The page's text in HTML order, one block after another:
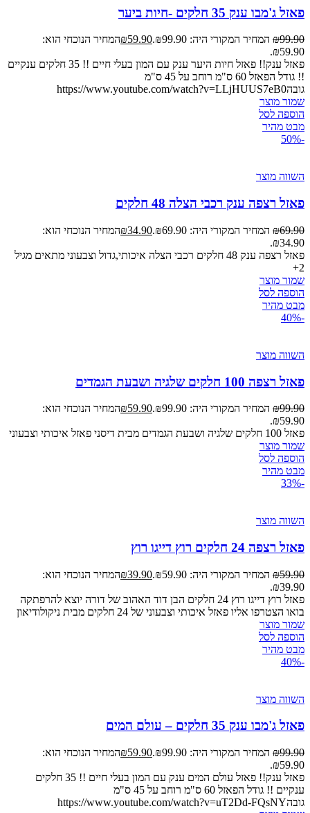
פאזל ג'מבו ענק 35 חלקים -חיות ביער
₪99.90 המחיר המקורי היה: ₪99.90. ₪59.90
המחיר הנוכחי הוא:
₪59.90.
פאזל ענק!! פאזל חיות היער ענק עם המון בעלי חיים !! 35 חלקים ענקיים
!! גודל הפאזל 60 ס"מ רוחב על 45 ס"מ
גובהhttps://www.youtube.com/watch?v=LLjHUUS7eB0
שמור מוצר
הוספה לסל
מבט מהיר
-50%
השווה מוצר
פאזל רצפה ענק רכבי הצלה 48 חלקים
₪69.90 המחיר המקורי היה: ₪69.90. ₪34.90
המחיר הנוכחי הוא:
₪34.90.
פאזל רצפה ענק 48 חלקים רכבי הצלה איכותי,גדול וצבעוני מתאים מגיל
2+
שמור מוצר
הוספה לסל
מבט מהיר
-40%
השווה מוצר
פאזל רצפה 100 חלקים שלגיה ושבעת הגמדים
₪99.90 המחיר המקורי היה: ₪99.90. ₪59.90
המחיר הנוכחי הוא:
₪59.90.
פאזל 100 חלקים שלגיה ושבעת הגמדים מבית דיסני פאזל איכותי וצבעוני
שמור מוצר
הוספה לסל
מבט מהיר
-33%
השווה מוצר
פאזל רצפה 24 חלקים רוץ דייגו רוץ
₪59.90 המחיר המקורי היה: ₪59.90. ₪39.90
המחיר הנוכחי הוא:
₪39.90.
פאזל רוץ דייגו רוץ 24 חלקים הבן דוד האהוב של דורה יוצא להרפתקה
בואו הצטרפו אליו פאזל איכותי וצבעוני של 24 חלקים מבית ניקולודיאון
שמור מוצר
הוספה לסל
מבט מהיר
-40%
השווה מוצר
פאזל ג'מבו ענק 35 חלקים – עולם המים
₪99.90 המחיר המקורי היה: ₪99.90. ₪59.90
המחיר הנוכחי הוא:
₪59.90.
פאזל ענק!! פאזל עולם המים ענק עם המון בעלי חיים !! 35 חלקים
ענקיים !! גודל הפאזל 60 ס"מ רוחב על 45 ס"מ
גובהhttps://www.youtube.com/watch?v=uT2Dd-FQsNY